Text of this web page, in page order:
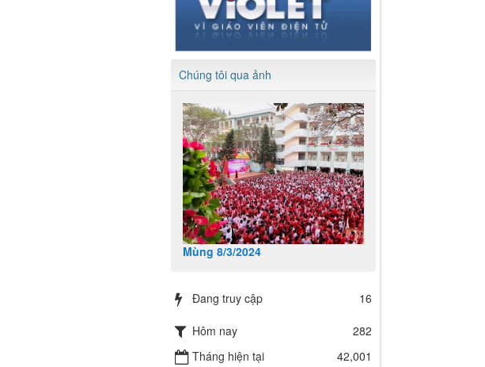
Chúng tôi qua ảnh
Mùng 8/3/2024
Đang truy cập 16
Hôm nay
282
Tháng hiện tại
42,001